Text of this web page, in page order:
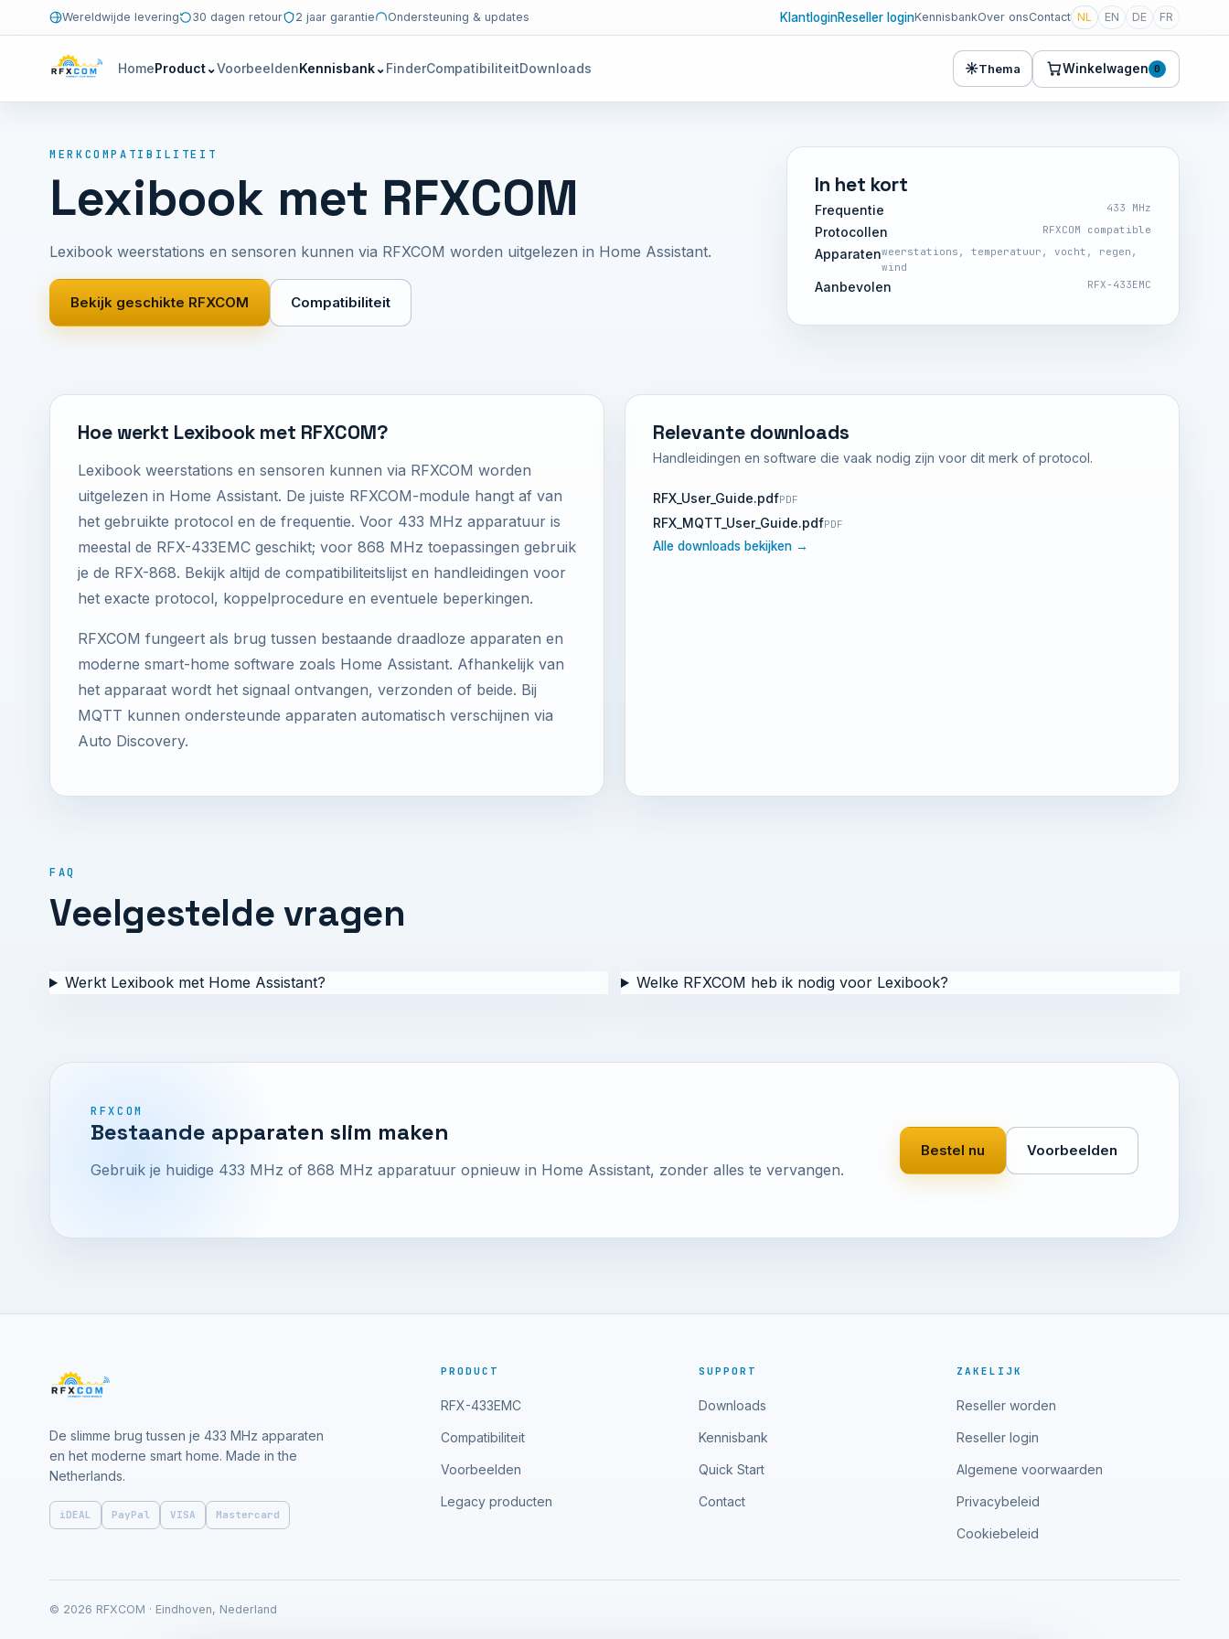
Wereldwijde levering 30 dagen retour 2 jaar garantie Ondersteuning & updates KlantloginReseller loginKennisbankOver onsContact NL EN DE FR
HomeProduct⌄VoorbeeldenKennisbank⌄FinderCompatibiliteitDownloads ☀Thema Winkelwagen 0
MERKCOMPATIBILITEIT
Lexibook met RFXCOM
Lexibook weerstations en sensoren kunnen via RFXCOM worden uitgelezen in Home Assistant.
Bekijk geschikte RFXCOM Compatibiliteit
In het kort
Frequentie 433 MHz
Protocollen RFXCOM compatible
Apparatenweerstations, temperatuur, vocht, regen,
wind
Aanbevolen RFX-433EMC
Hoe werkt Lexibook met RFXCOM?
Lexibook weerstations en sensoren kunnen via RFXCOM worden
uitgelezen in Home Assistant. De juiste RFXCOM-module hangt af van
het gebruikte protocol en de frequentie. Voor 433 MHz apparatuur is
meestal de RFX-433EMC geschikt; voor 868 MHz toepassingen gebruik
je de RFX-868. Bekijk altijd de compatibiliteitslijst en handleidingen voor
het exacte protocol, koppelprocedure en eventuele beperkingen.
RFXCOM fungeert als brug tussen bestaande draadloze apparaten en
moderne smart-home software zoals Home Assistant. Afhankelijk van
het apparaat wordt het signaal ontvangen, verzonden of beide. Bij
MQTT kunnen ondersteunde apparaten automatisch verschijnen via
Auto Discovery.
Relevante downloads
Handleidingen en software die vaak nodig zijn voor dit merk of protocol.
RFX_User_Guide.pdfPDF
RFX_MQTT_User_Guide.pdfPDF
Alle downloads bekijken →
FAQ
Veelgestelde vragen
Werkt Lexibook met Home Assistant? Welke RFXCOM heb ik nodig voor Lexibook?
RFXCOM
Bestaande apparaten slim maken
Gebruik je huidige 433 MHz of 868 MHz apparatuur opnieuw in Home Assistant, zonder alles te vervangen.
Bestel nu Voorbeelden
De slimme brug tussen je 433 MHz apparaten
en het moderne smart home. Made in the
Netherlands.
iDEAL PayPal VISA Mastercard
PRODUCT
RFX-433EMC
Compatibiliteit
Voorbeelden
Legacy producten
SUPPORT
Downloads
Kennisbank
Quick Start
Contact
ZAKELIJK
Reseller worden
Reseller login
Algemene voorwaarden
Privacybeleid
Cookiebeleid
© 2026 RFXCOM · Eindhoven, Nederland